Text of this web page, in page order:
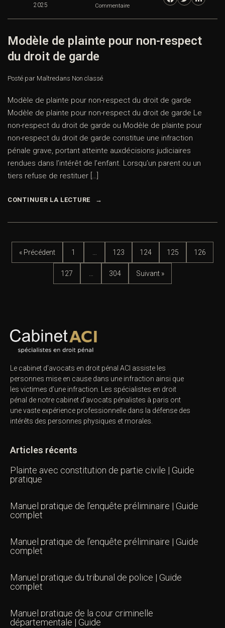
2025 Commentaire
Modèle de plainte pour non-respect
du droit de garde
Posté par Maîtredans Non classé
Modèle de plainte pour non-respect du droit de garde
Modèle de plainte pour non-respect du droit de garde Le
non-respect du droit de garde ou Modèle de plainte pour
non-respect du droit de garde constitue une infraction
pénale grave, portant atteinte auxdécisions judiciaires
rendues dans l’intérêt de l’enfant. Lorsqu’un parent ou un
tiers refuse de restituer […]
CONTINUER LA LECTURE
« Précédent 1 123 124 125 126
127 304 Suivant »
Le cabinet d’avocats en droit pénal ACI assiste les
personnes mise en cause dans une infraction ainsi que
les victimes d’une infraction. Les spécialistes en droit
pénal de notre cabinet d’avocats pénalistes à paris ont
une vaste expérience professionnelle dans la défense des
intérêts des personnes physiques et morales.
Articles récents
Plainte avec constitution de partie civile | Guide
pratique
Manuel pratique de l’enquête préliminaire | Guide
complet
Manuel pratique de l’enquête préliminaire | Guide
complet
Manuel pratique du tribunal de police | Guide
complet
Manuel pratique de la cour criminelle
départementale | Guide